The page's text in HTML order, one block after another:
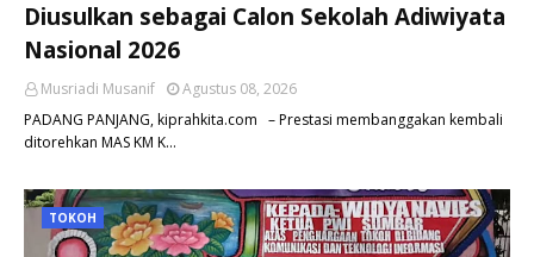
Diusulkan sebagai Calon Sekolah Adiwiyata
Nasional 2026
Musriadi Musanif
Agustus 08, 2026
PADANG PANJANG, kiprahkita.com – Prestasi membanggakan kembali
ditorehkan MAS KM K…
TOKOH